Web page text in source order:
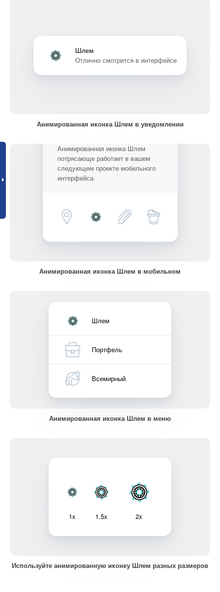
Шлем
Отлично смотрится в интерфейсе
Анимированная иконка Шлем в уведомлении
Анимированная иконка Шлем
потрясающе работает в вашем
следующем проекте мобильного
интерфейса.
Анимированная иконка Шлем в мобильном
Шлем
Портфель
Всемирный
Анимированная иконка Шлем в меню
1x 1.5x 2x
Используйте анимированную иконку Шлем разных размеров